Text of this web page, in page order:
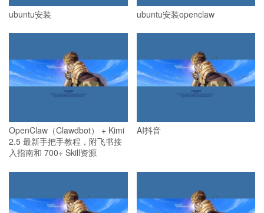
ubuntu安装 ubuntu安装openclaw
OpenClaw（Clawdbot） + Kimi
2.5 最新手把手教程，附飞书接
入指南和 700+ Skill资源
AI抖音